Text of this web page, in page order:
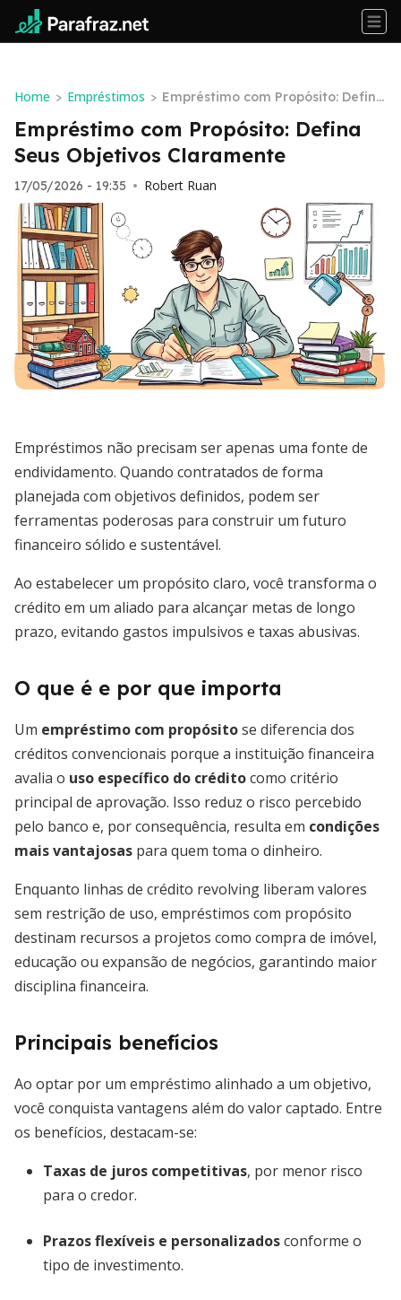
Home > Empréstimos > Empréstimo com Propósito: Defina
Seus Objetivos Claramente
Empréstimo com Propósito: Defina
Seus Objetivos Claramente
17/05/2026 - 19:35 • Robert Ruan
Empréstimos não precisam ser apenas uma fonte de
endividamento. Quando contratados de forma
planejada com objetivos definidos, podem ser
ferramentas poderosas para construir um futuro
financeiro sólido e sustentável.
Ao estabelecer um propósito claro, você transforma o
crédito em um aliado para alcançar metas de longo
prazo, evitando gastos impulsivos e taxas abusivas.
O que é e por que importa
Um empréstimo com propósitose diferencia dos
créditos convencionais porque a instituição financeira
avalia o uso específico do créditocomo critério
principal de aprovação. Isso reduz o risco percebido
pelo banco e, por consequência, resulta em condições
mais vantajosas para quem toma o dinheiro.
Enquanto linhas de crédito revolving liberam valores
sem restrição de uso, empréstimos com propósito
destinam recursos a projetos como compra de imóvel,
educação ou expansão de negócios, garantindo maior
disciplina financeira.
Principais benefícios
Ao optar por um empréstimo alinhado a um objetivo,
você conquista vantagens além do valor captado. Entre
os benefícios, destacam-se:
Taxas de juros competitivas, por menor risco
para o credor.
Prazos flexíveis e personalizadosconforme o
tipo de investimento.